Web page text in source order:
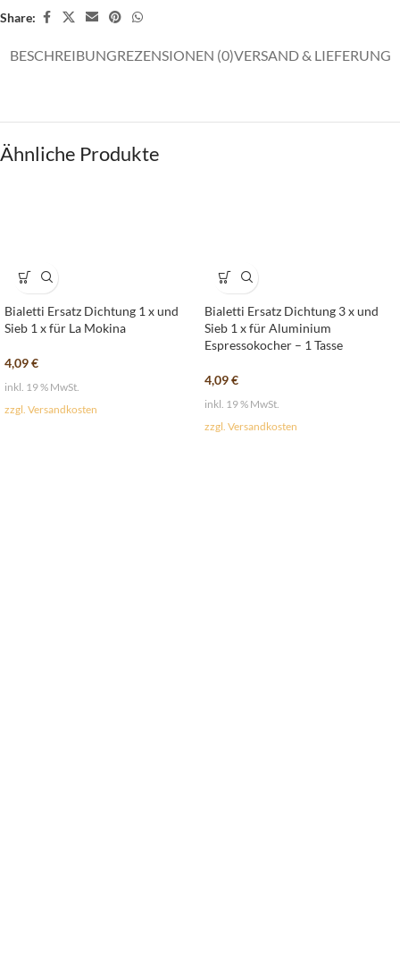
Share:
BESCHREIBUNGREZENSIONEN (0)VERSAND & LIEFERUNG
Ähnliche Produkte
Bialetti Ersatz Dichtung 1 x und
Sieb 1 x für La Mokina
4,09€
inkl. 19 % MwSt.
zzgl. Versandkosten
Bialetti Ersatz Dichtung 3 x und
Sieb 1 x für Aluminium
Espressokocher – 1 Tasse
4,09€
inkl. 19 % MwSt.
zzgl. Versandkosten